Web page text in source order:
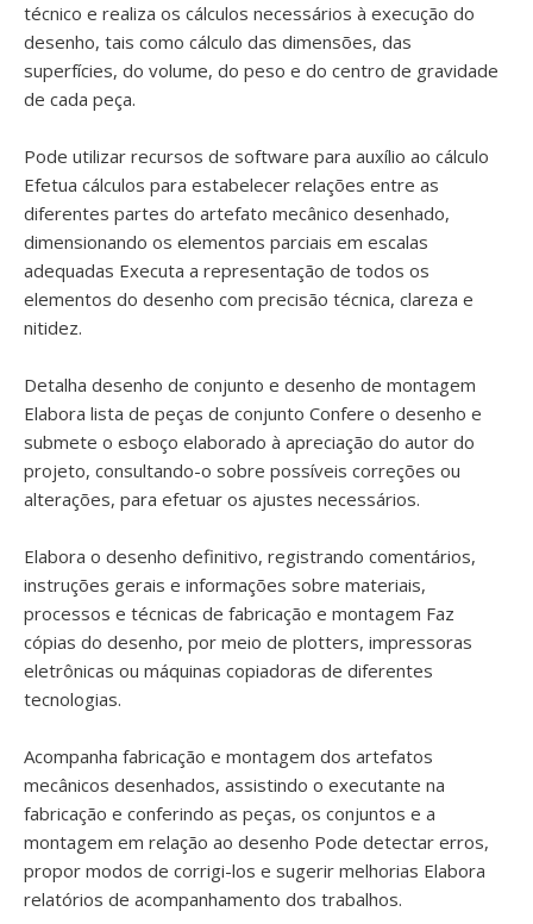
técnico e realiza os cálculos necessários à execução do
desenho, tais como cálculo das dimensões, das
superfícies, do volume, do peso e do centro de gravidade
de cada peça.
Pode utilizar recursos de software para auxílio ao cálculo
Efetua cálculos para estabelecer relações entre as
diferentes partes do artefato mecânico desenhado,
dimensionando os elementos parciais em escalas
adequadas Executa a representação de todos os
elementos do desenho com precisão técnica, clareza e
nitidez.
Detalha desenho de conjunto e desenho de montagem
Elabora lista de peças de conjunto Confere o desenho e
submete o esboço elaborado à apreciação do autor do
projeto, consultando-o sobre possíveis correções ou
alterações, para efetuar os ajustes necessários.
Elabora o desenho definitivo, registrando comentários,
instruções gerais e informações sobre materiais,
processos e técnicas de fabricação e montagem Faz
cópias do desenho, por meio de plotters, impressoras
eletrônicas ou máquinas copiadoras de diferentes
tecnologias.
Acompanha fabricação e montagem dos artefatos
mecânicos desenhados, assistindo o executante na
fabricação e conferindo as peças, os conjuntos e a
montagem em relação ao desenho Pode detectar erros,
propor modos de corrigi-los e sugerir melhorias Elabora
relatórios de acompanhamento dos trabalhos.